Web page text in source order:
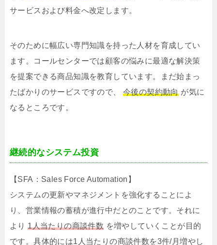
サービスおよび料金へ改定します。
そのために幅広い専門知識を持った人材を育成してい
ます。コールセンターでは顧客の悩みに最適な解決策
を提案できる商品知識を教育しています。まだ始まっ
たばかりのサービスですので、 今後の契約動向が気に
なるところです。
継続的なシステム投資
【SFA：Sales Force Automation】
システムの更新やマネジメントを強化することによ
り、営業情報の蓄積が進行中だとのことです。それに
より1人当たりの商談件数 を増やしていくことが目的
です。具体的には1人当たりの商談件数を3件/月増やし